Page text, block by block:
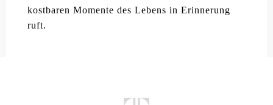
kostbaren Momente des Lebens in Erinnerung
ruft.